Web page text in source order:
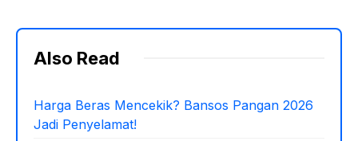
Also Read
Harga Beras Mencekik? Bansos Pangan 2026
Jadi Penyelamat!